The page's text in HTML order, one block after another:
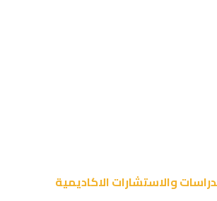
والاستشارات الاكاديمية